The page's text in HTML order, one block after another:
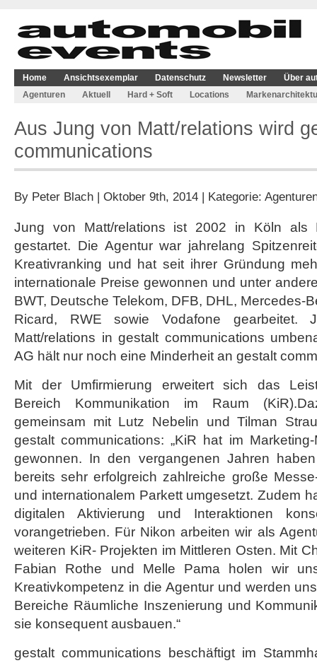
Home Ansichtsexemplar Datenschutz Newsletter
Über
Agenturen
Aktuell Hard + Soft Locations
Aus Jung von Matt/relations wird
communications
By Peter Blach | Oktober 9th, 2014 | Kategorie:
Jung von Matt/relations ist 2002 in Köln als
gestartet. Die Agentur war jahrelang
Kreativranking und hat seit ihrer Gründung
internationale Preise gewonnen und unter
BWT, Deutsche Telekom, DFB, DHL, Mercedes-
Ricard, RWE sowie Vodafone gearbeitet.
Matt/relations in gestalt communications
AG hält nur noch eine Minderheit an gestalt
Mit der Umfirmierung erweitert sich das
Bereich Kommunikation im Raum
gemeinsam mit Lutz Nebelin und Tilman
gestalt communications: „KiR hat im
gewonnen. In den vergangenen Jahren
bereits sehr erfolgreich zahlreiche große
und internationalem Parkett umgesetzt. Zudem
digitalen Aktivierung und Interaktionen
vorangetrieben. Für Nikon arbeiten wir als
weiteren KiR- Projekten im Mittleren Osten. Mit
Fabian Rothe und Melle Pama holen wir
Kreativkompetenz in die Agentur und werden
Bereiche Räumliche Inszenierung und
sie konsequent ausbauen.“
gestalt communications beschäftigt im